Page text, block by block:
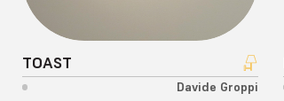
Slamp
Tooy
Vistosi
TOAST
Davide Groppi